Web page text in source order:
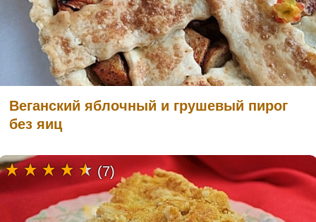
Веганский яблочный и грушевый пирог
без яиц
(7)